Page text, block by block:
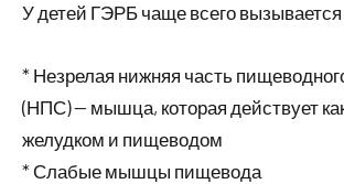
У детей ГЭРБ чаще всего
* Незрелая нижняя часть
(НПС) — мышца, которая действует
желудком и пищеводом
* Слабые мышцы пищевода